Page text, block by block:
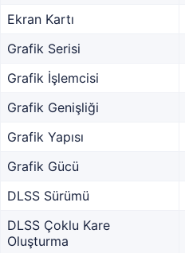
Ekran Kartı
Grafik Serisi
Grafik İşlemcisi
Grafik Genişliği
Grafik Yapısı
Grafik Gücü
DLSS Sürümü
DLSS Çoklu Kare
Oluşturma